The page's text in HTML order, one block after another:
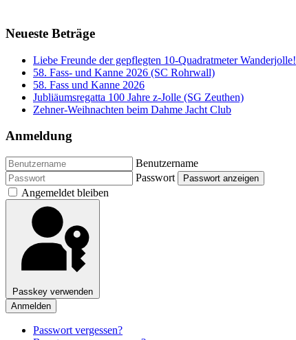
Neueste Beträge
Liebe Freunde der gepflegten 10-Quadratmeter Wanderjolle!
58. Fass- und Kanne 2026 (SC Rohrwall)
58. Fass und Kanne 2026
Jubliäumsregatta 100 Jahre z-Jolle (SG Zeuthen)
Zehner-Weihnachten beim Dahme Jacht Club
Anmeldung
Benutzername
Passwort
Passwort anzeigen
Angemeldet bleiben
Passkey verwenden
Anmelden
Passwort vergessen?